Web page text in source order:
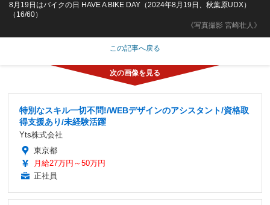
《写真撮影 宮崎壮人》
8月19日はバイクの日 HAVE A BIKE DAY（2024年8月19日、秋葉原UDX）
（16/60）
この記事へ戻る
特別なスキル一切不問!/WEBデザインのアシスタント/資格取
得支援あり/未経験活躍
Yts株式会社
東京都
月給27万円～50万円
正社員